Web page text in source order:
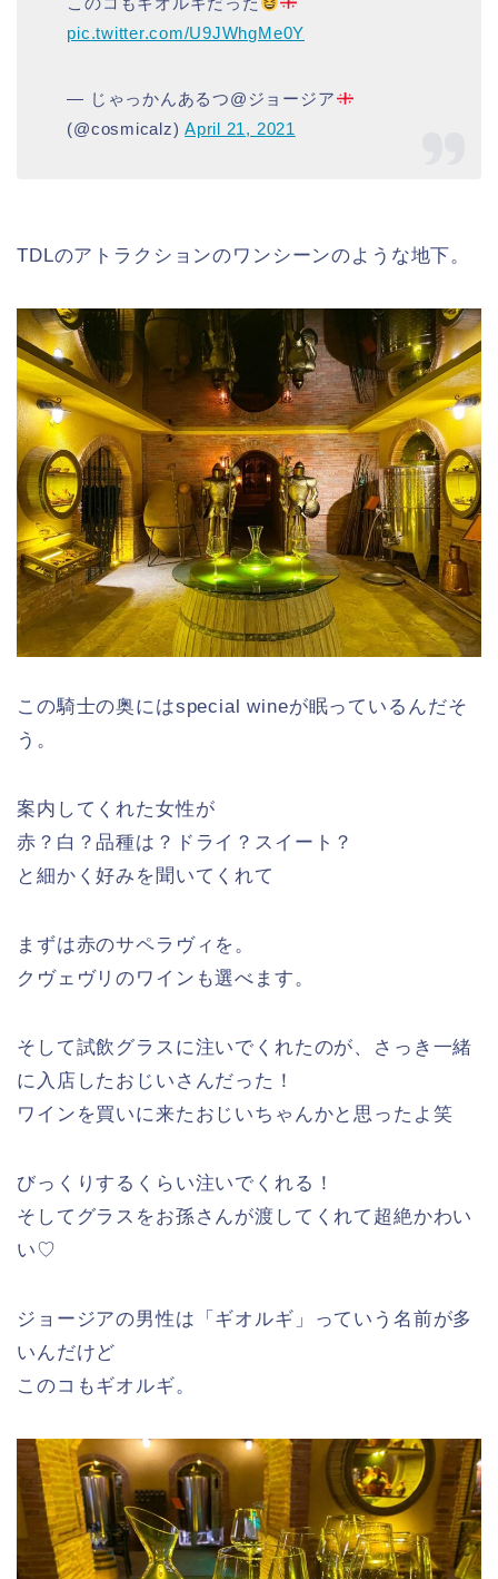
pic.twitter.com/U9JWhgMe0Y
— じゃっかんあるつ@ジョージア
(@cosmicalz)April 21, 2021
TDLのアトラクションのワンシーンのような地下。
この騎士の奥にはspecial wineが眠っているんだそ
う。
案内してくれた女性が
赤？白？品種は？ドライ？スイート？
と細かく好みを聞いてくれて
まずは赤のサペラヴィを。
クヴェヴリのワインも選べます。
そして試飲グラスに注いでくれたのが、さっき一緒
に入店したおじいさんだった！
ワインを買いに来たおじいちゃんかと思ったよ笑
びっくりするくらい注いでくれる！
そしてグラスをお孫さんが渡してくれて超絶かわい
い♡
ジョージアの男性は「ギオルギ」っていう名前が多
いんだけど
このコもギオルギ。